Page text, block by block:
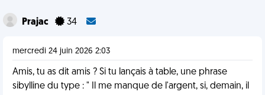
Prajac 34
mercredi 24 juin 2026 2:03
Amis, tu as dit amis ? Si tu lançais à table, une phrase
sibylline du type : " Il me manque de l'argent, si, demain, il